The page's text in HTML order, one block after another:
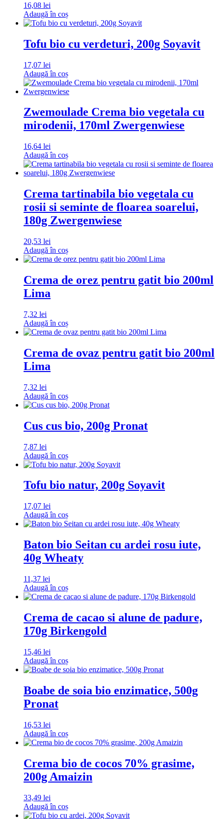
16,08 lei
Adaugă în coș
Tofu bio cu verdeturi, 200g Soyavit
17,07 lei
Adaugă în coș
Zwemoulade Crema bio vegetala cu
mirodenii, 170ml Zwergenwiese
16,64 lei
Adaugă în coș
Crema tartinabila bio vegetala cu
rosii si seminte de floarea soarelui,
180g Zwergenwiese
20,53 lei
Adaugă în coș
Crema de orez pentru gatit bio 200ml
Lima
7,32 lei
Adaugă în coș
Crema de ovaz pentru gatit bio 200ml
Lima
7,32 lei
Adaugă în coș
Cus cus bio, 200g Pronat
7,87 lei
Adaugă în coș
Tofu bio natur, 200g Soyavit
17,07 lei
Adaugă în coș
Baton bio Seitan cu ardei rosu iute,
40g Wheaty
11,37 lei
Adaugă în coș
Crema de cacao si alune de padure,
170g Birkengold
15,46 lei
Adaugă în coș
Boabe de soia bio enzimatice, 500g
Pronat
16,53 lei
Adaugă în coș
Crema bio de cocos 70% grasime,
200g Amaizin
33,49 lei
Adaugă în coș